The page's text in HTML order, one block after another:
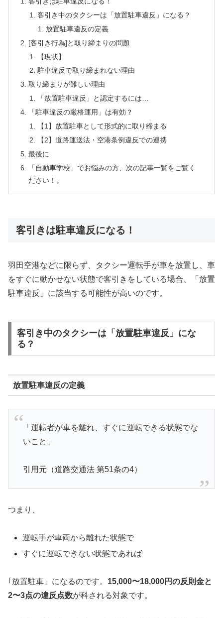
客引き中のタクシーは「放置駐車違反」になる？
放置駐車違反の定義
[客引き行為]と取り締まりの問題
【現状】
駐車違反で取り締まれない理由
取り締まりが難しい理由
「放置駐車違反」と認定するには…
「駐車違反の厳格運用」は有効？
【1】放置駐車として形式的に取り締まる
【2】道路運送法・空港条例違反での連携
最後に
「自動車学校」でお悩みの方、次の記事一覧をご覧く
ださい！。
客引きは駐車違反になる！
羽田空港などに限らず、タクシー運転手が車を放置し、車
をすぐに動かせない状態で客引きをしている場合、「放置
駐車違反」に該当する可能性が高いのです。
客引き中のタクシーは「放置駐車違反」にな
る？
放置駐車違反の定義
「運転者が車を離れ、すぐに運転できる状態でな
いこと」
引用元（道路交通法 第51条の4）
つまり、
運転手が車両から離れた状態で
すぐに運転できない状態であれば
｢放置駐車」になるのです。 15,000〜18,000円の反則金と
2〜3点の違反点数が科される対象です。